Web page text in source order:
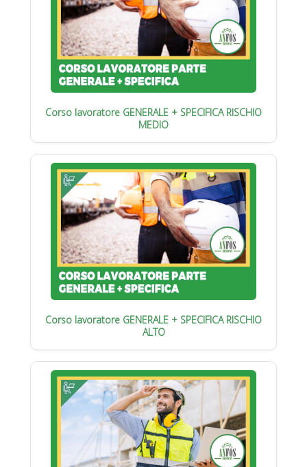
Corso lavoratore GENERALE + SPECIFICA RISCHIO
MEDIO
Corso lavoratore GENERALE + SPECIFICA RISCHIO
ALTO